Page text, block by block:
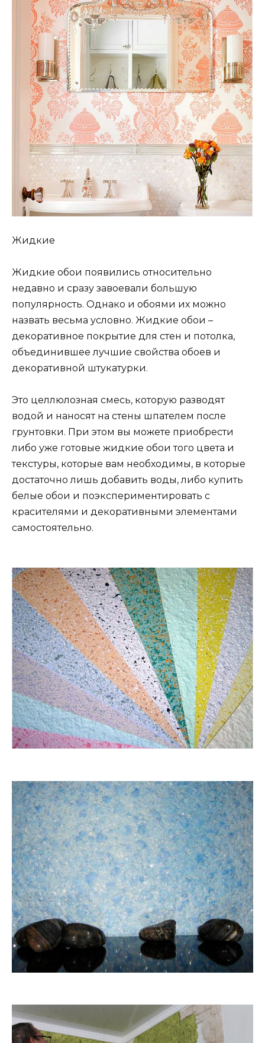
Жидкие
Жидкие обои появились относительно
недавно и сразу завоевали большую
популярность. Однако и обоями их можно
назвать весьма условно. Жидкие обои –
декоративное покрытие для стен и потолка,
объединившее лучшие свойства обоев и
декоративной штукатурки.
Это целлюлозная смесь, которую разводят
водой и наносят на стены шпателем после
грунтовки. При этом вы можете приобрести
либо уже готовые жидкие обои того цвета и
текстуры, которые вам необходимы, в которые
достаточно лишь добавить воды, либо купить
белые обои и поэкспериментировать с
красителями и декоративными элементами
самостоятельно.